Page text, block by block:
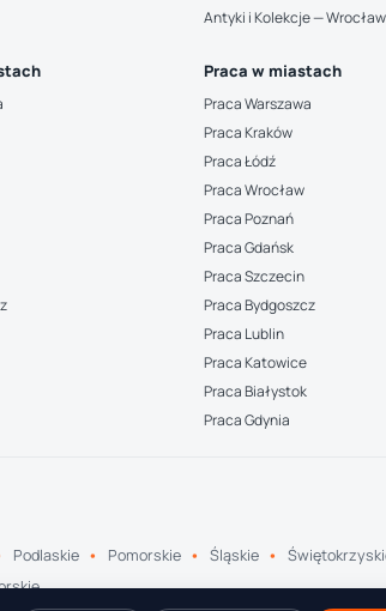
Antyki i Kolekcje — Wrocław
Praca w miastach
Praca Warszawa
Praca Kraków
Praca Łódź
Praca Wrocław
Praca Poznań
Praca Gdańsk
Praca Szczecin
Praca Bydgoszcz
Praca Lublin
Praca Katowice
Praca Białystok
Praca Gdynia
Podlaskie Pomorskie Śląskie